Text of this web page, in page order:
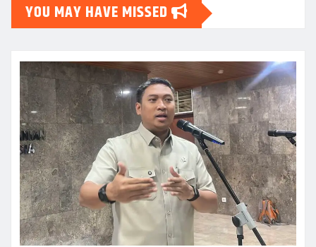
YOU MAY HAVE MISSED